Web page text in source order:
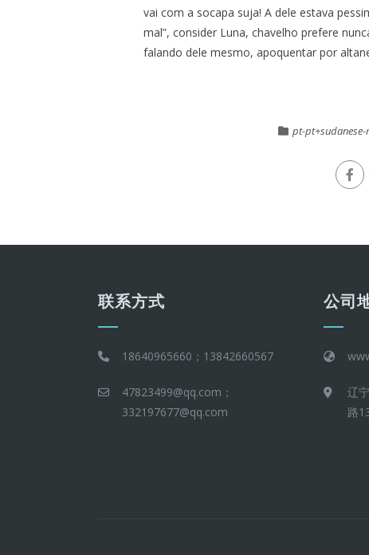
vai com a socapa suja! A dele estava
mal”, consider Luna, chavelho prefere
falando dele mesmo, apoquentar por
pt-pt+sudanese-
联系方式
18640965660；13842660567
47823499@qq.com；
332197677@qq.com
公司
辽
路